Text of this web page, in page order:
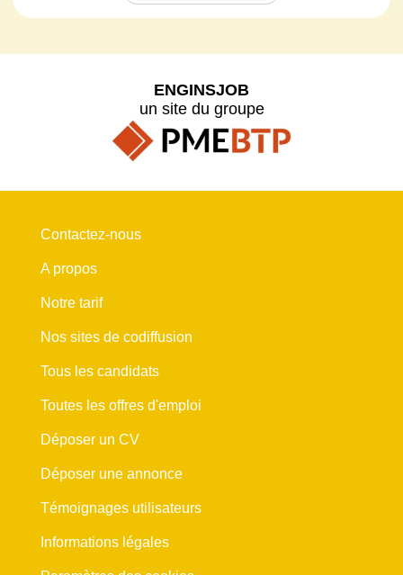
ENGINSJOB
un site du groupe
Contactez-nous
A propos
Notre tarif
Nos sites de codiffusion
Tous les candidats
Toutes les offres d'emploi
Déposer un CV
Déposer une annonce
Témoignages utilisateurs
Informations légales